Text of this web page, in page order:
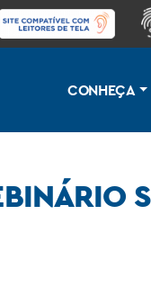
CONHEÇA
de Inovação Aberta 2026